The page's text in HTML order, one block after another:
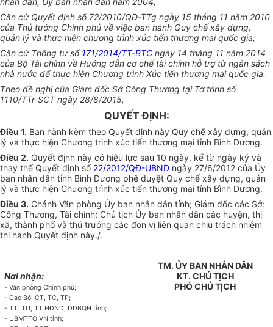
Căn cứ Quyết định số 72/2010/QĐ-TTg ngày 15 tháng 11 năm 2010
của Thủ tướng Chính phủ về việc ban hành Quy chế xây dựng,
quản lý và thực hiện chương trình xúc tiến thương mại quốc gia;
Căn cứ Thông tư số171/2014/TT-BTC ngày 14 tháng 11 năm 2014
của Bộ Tài chính về Hướng dẫn cơ chế tài chính hỗ trợ từ ngân sách
nhà nước để thực hiện Chương trình Xúc tiến thương mại quốc gia.
Theo đề nghị của Giám đốc Sở Công Thương tại Tờ trình số
1110/TTr-SCT ngày 28/8/2015,
QUYẾT ĐỊNH:
Điều 1. Ban hành kèm theo Quyết định này Quy chế xây dựng, quản
lý và thực hiện Chương trình xúc tiến thương mại tỉnh Bình Dương.
Điều 2. Quyết định này có hiệu lực sau 10 ngày, kể từ ngày ký và
thay thế Quyết định số 22/2012/QĐ-UBND ngày 27/6/2012 của Ủy
ban nhân dân tỉnh Bình Dương phê duyệt Quy chế xây dựng, quản
lý và thực hiện Chương trình xúc tiến thương mại tỉnh Bình Dương.
Điều 3. Chánh Văn phòng Ủy ban nhân dân tỉnh; Giám đốc các Sở:
Công Thương, Tài chính; Chủ tịch Ủy ban nhân dân các huyện, thị
xã, thành phố và thủ trưởng các đơn vị liên quan chịu trách nhiệm
thi hành Quyết định này./.
Nơi nhận:
-Văn phòng Chính phủ;
-Các Bộ: CT, TC, TP;
- TT. TU,TT.HĐND, ĐĐBQH tỉnh;
- UBMTTQ VN tỉnh;
TM. ỦY BAN NHÂN DÂN
KT. CHỦ TỊCH
PHÓ CHỦ TỊCH